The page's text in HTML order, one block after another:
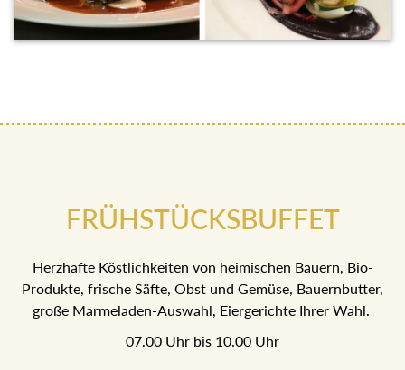
FRÜHSTÜCKSBUFFET
Herzhafte Köstlichkeiten von heimischen Bauern, Bio-
Produkte, frische Säfte, Obst und Gemüse, Bauernbutter,
große Marmeladen-Auswahl, Eiergerichte Ihrer Wahl.
07.00 Uhr bis 10.00 Uhr